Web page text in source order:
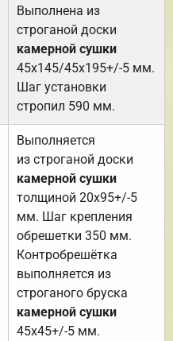
Выполнена из
строганой доски
камерной сушки
45х145/45х195+/-5 мм.
Шаг установки
стропил 590 мм.
Выполняется
из строганой доски
камерной сушки
толщиной 20х95+/-5
мм. Шаг крепления
обрешетки 350 мм.
Контробрешётка
выполняется из
строганого бруска
камерной сушки
45х45+/-5 мм.